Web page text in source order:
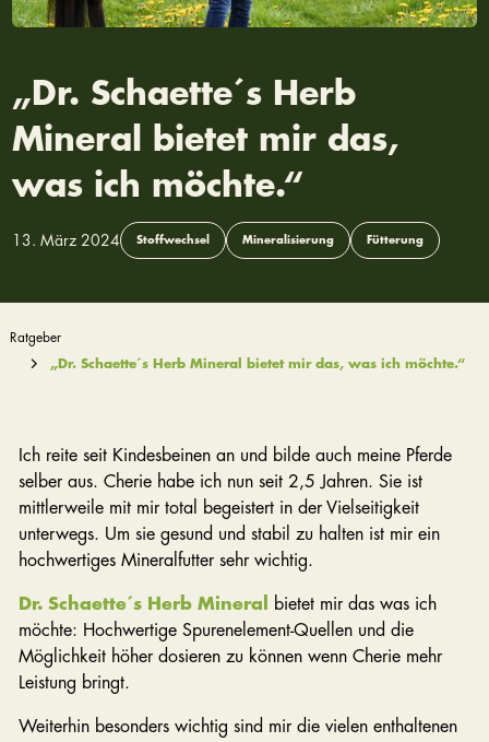
„Dr. Schaette´s Herb
Mineral bietet mir das,
was ich möchte.“
13. März 2024 Stoffwechsel Mineralisierung Fütterung
Ratgeber
„Dr. Schaette´s Herb Mineral bietet mir das, was ich möchte.“
Ich reite seit Kindesbeinen an und bilde auch meine Pferde
selber aus. Cherie habe ich nun seit 2,5 Jahren. Sie ist
mittlerweile mit mir total begeistert in der Vielseitigkeit
unterwegs. Um sie gesund und stabil zu halten ist mir ein
hochwertiges Mineralfutter sehr wichtig.
Dr. Schaette´s Herb Mineral
bietet mir das was ich
möchte: Hochwertige Spurenelement-Quellen und die
Möglichkeit höher dosieren zu können wenn Cherie mehr
Leistung bringt.
Weiterhin besonders wichtig sind mir die vielen enthaltenen